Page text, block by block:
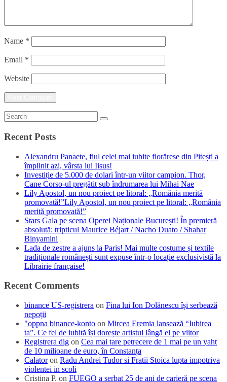
Name *
Email *
Website
Recent Posts
Alexandru Panaete, fiul celei mai iubite florărese din Pitești a
împlinit azi, vârsta lui Iisus!
Investiție de 5.000 de dolari într-un viitor campion. Thor,
Cane Corso-ul pregătit sub îndrumarea lui Mihai Nae
Lily Apostol, un nou proiect pe litoral: „România merită
promovată!”Lily Apostol, un nou proiect pe litoral: „România
merită promovată!”
Stars Gala pe scena Operei Naționale București! În premieră
absolută: tripticul Maurice Béjart / Nacho Duato / Shahar
Binyamini
Lada de zestre a ajuns la Paris! Mai multe costume și textile
tradiționale românești sunt expuse într-o locație exclusivistă la
Librairie française!
Recent Comments
binance US-registrera on Fina lui Ion Dolănescu își serbează
nepoții
"oppna binance-konto on Mircea Eremia lansează “Iubirea
ta”. Ce fel de iubită își dorește artistul lângă el pe viitor
Registrera dig on Cea mai tare petrecere de 1 mai pe un yaht
de 10 milioane de euro, în Constanța
Calatoron Radu Andrei Tudor si Fratii Stoica lupta impotriva
violentei in scoli
Cristina P. on FUEGO a serbat 25 de ani de carieră pe scena